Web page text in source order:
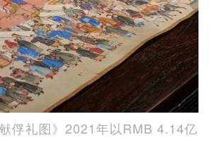
俘礼图》2021年以RMB 4.14亿